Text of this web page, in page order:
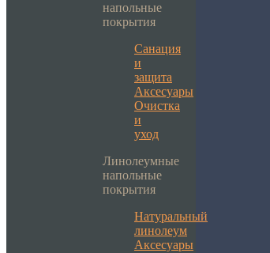
напольные
покрытия
Санация
и
защита
Аксесуары
Очистка
и
уход
Линолеумные
напольные
покрытия
Натуральный
линолеум
Аксесуары